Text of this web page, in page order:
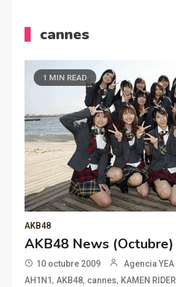
cannes
1 MIN READ
AKB48
AKB48 News (Octubre)
10 octubre 2009 Agencia YEA
AH1N1,AKB48, cannes, KAMEN RIDER